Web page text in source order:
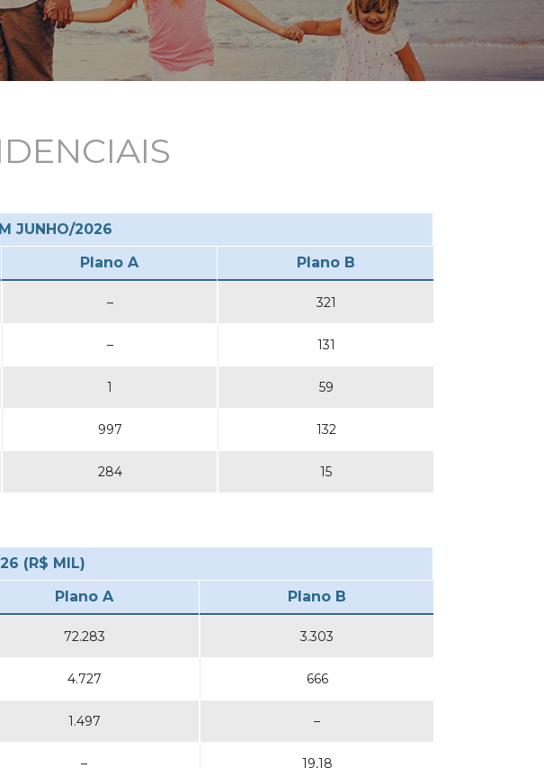
JUNHO/2026
Plano A
Plano B
– 321
– 131
1 59
997 132
284 15
(R$ MIL)
Plano A
Plano B
72.283 3.303
4.727 666
1.497 –
– 19,18